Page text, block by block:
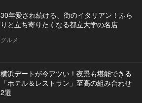
30年愛され続ける、街のイタリアン！ふら
りと立ち寄りたくなる都立大学の名店
グルメ
横浜デートが今アツい！夜景も堪能できる
「ホテル＆レストラン」至高の組み合わせ
2選